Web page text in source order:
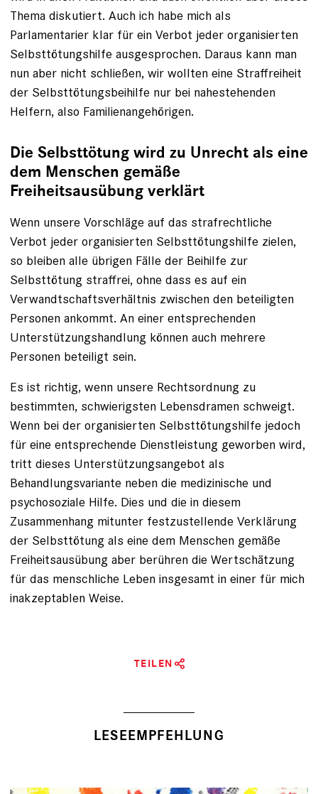
Thema diskutiert. Auch ich habe mich als
Parlamentarier klar für ein Verbot jeder organisierten
Selbsttötungshilfe ausgesprochen. Daraus kann man
nun aber nicht schließen, wir wollten eine Straffreiheit
der Selbsttötungsbeihilfe nur bei nahestehenden
Helfern, also Familienangehörigen.
Die Selbsttötung wird zu Unrecht als eine
dem Menschen gemäße
Freiheitsausübung verklärt
Wenn unsere Vorschläge auf das strafrechtliche
Verbot jeder organisierten Selbsttötungshilfe zielen,
so bleiben alle übrigen Fälle der Beihilfe zur
Selbsttötung straffrei, ohne dass es auf ein
Verwandtschaftsverhältnis zwischen den beteiligten
Personen ankommt. An einer entsprechenden
Unterstützungshandlung können auch mehrere
Personen beteiligt sein.
Es ist richtig, wenn unsere Rechtsordnung zu
bestimmten, schwierigsten Lebensdramen schweigt.
Wenn bei der organisierten Selbsttötungshilfe jedoch
für eine entsprechende Dienstleistung geworben wird,
tritt dieses Unterstützungsangebot als
Behandlungsvariante neben die medizinische und
psychosoziale Hilfe. Dies und die in diesem
Zusammenhang mitunter festzustellende Verklärung
der Selbsttötung als eine dem Menschen gemäße
Freiheitsausübung aber berühren die Wertschätzung
für das menschliche Leben insgesamt in einer für mich
in­akzeptablen Weise.
TEILEN
LESEEMPFEHLUNG